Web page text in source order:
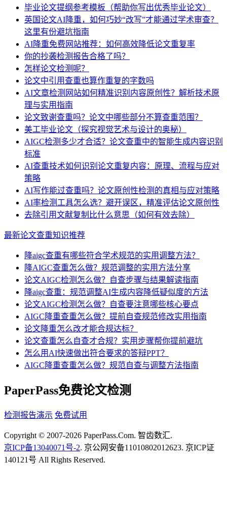
毕业论文提纲参考模板（帮助你写出优秀毕业论文）
英国论文AI降重，如何巧妙“改写”才能通过学术审查？
这里有份避坑指南
AI降重免费网站推荐：如何高效降低论文重复率
你的抄袭检测报告合格了吗？
怎样论文检测呢？
论文中引用查重也算作重复的字数吗
AI文章检测网站如何精准识别内容原创性？解析技术原
理与实用指南
论文致谢查重吗？论文中哪些部分不算查重范围？
美工毕业论文（探究视觉艺术与设计的奥秘）
AIGC检测多少才合适？论文查重中的智能生成内容识别
标准
AI查重技术如何识别论文重复内容：原理、流程与应对
策略
AI写作能过查重吗？论文原创性检测的真相与应对策略
AI率检测工具怎么选？避开误区，精准评估论文原创性
去除引用文献复制比什么意思（如何有效去除）
最新论文查重知识推荐
降aigc查重有哪些符合学术规范的实用调整方法？
降AIGC查重怎么做？规范调整的实用方法分享
论文AIGC检测怎么做？自查步骤与结果解读指南
降aigc查重：规范调整AI生成内容降低疑似度的方法
论文AIGC检测怎么做？自查要注意哪些核心要点
AIGC降重查重怎么做？提前自查规范修改实用指南
论文降重怎么改才能合规达标？
论文查重怎么自查才合规？实用步骤帮你提前避坑
怎么用AI快速做出符合要求的答辩PPT？
AIGC降重查重怎么做？规范自查与调整方法指南
PaperPass免费论文检测
检测报告演示 免费试用
Copyright © 2007-2026 PaperPass.Com. 智齿数汇.
京ICP备13040071号-2. 京公网安备11010802012623. 京ICP证
140121号 All Rights Reserved.